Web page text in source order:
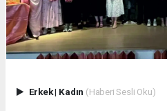
Erkek| Kadın (Haberi Sesli Oku)